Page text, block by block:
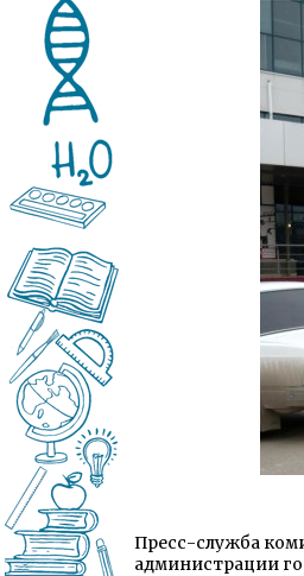
Пресс-служба
администрации